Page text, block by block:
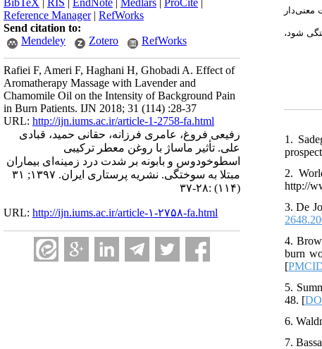
BibTeX | RIS | EndNote | Medlars | ProCite |
Reference Manager| RefWorks
Send citation to:
Mendeley
Zotero RefWorks
Rafiei F, Ameri F, Haghani H, Ghobadi A. Effect of
Aromatherapy Massage with Lavender and
Chamomile Oil on the Intensity of Background Pain
in Burn Patients. IJN 2018; 31 (114) :28-37
URL: http://ijn.iums.ac.ir/article-1-2758-fa.html
رفیعی فروغ، عامری فرزانه، حقانی حمید، قبادی
علی. تأثیر ماساژ با روغن معطر ترکیبی
اسطوخودوس و بابونه بر شدت درد زمینه‌ای بیماران
مبتلا به سوختگی. نشریه پرستاری ایران. ۱۳۹۷; ۳۱
(۱۱۴) :۲۸-۳۷
URL: http://ijn.iums.ac.ir/article-۱-۲۷۵۸-fa.html
معنی‌دار
شود،
1.
2.
http://
3. De
4.
burn
[
5.
48. [
6.
7.